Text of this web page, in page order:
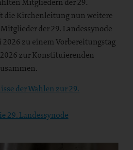
die Kirchenleitung nun weitere
der 29. Landessynode
zu einem Vorbereitungstag
zur Konstituierenden
der Wahlen zur 29.
29. Landessynode